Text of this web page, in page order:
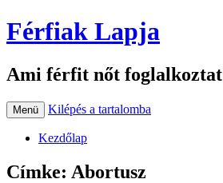
Férfiak Lapja
Ami férfit nőt foglalkoztat
Menü Kilépés a tartalomba
Kezdőlap
Címke: Abortusz